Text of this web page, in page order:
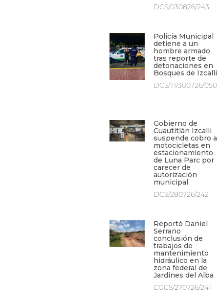
DCS/030826/243
Policía Municipal
detiene a un
hombre armado
tras reporte de
detonaciones en
Bosques de Izcalli
DCS/TI/300726/050
Gobierno de
Cuautitlán Izcalli
suspende cobro a
motocicletas en
estacionamiento
de Luna Parc por
carecer de
autorización
municipal
DCS/280726/242
Reportó Daniel
Serrano
conclusión de
trabajos de
mantenimiento
hidráulico en la
zona federal de
Jardines del Alba
CGCS/270726/241